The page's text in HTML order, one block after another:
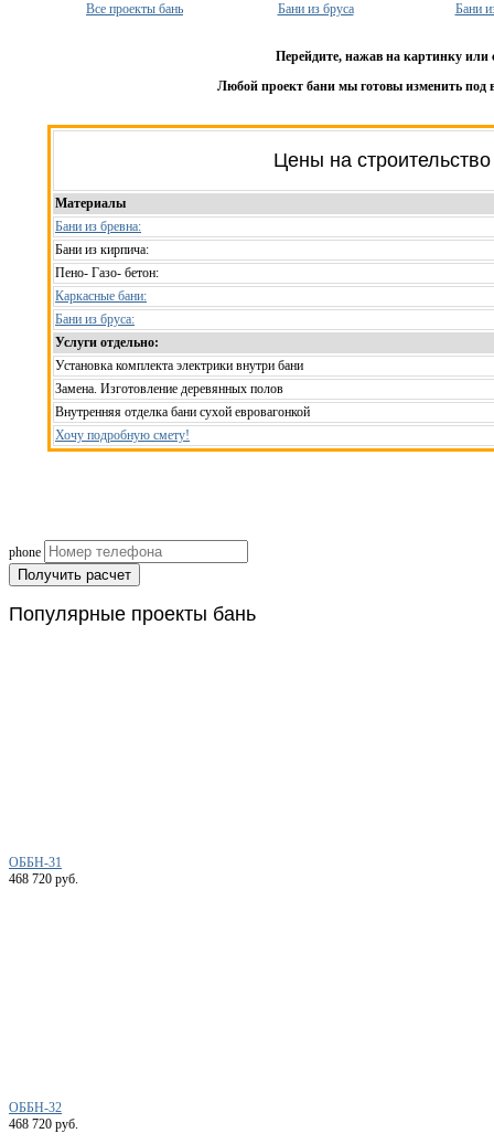
Все проекты бань Бани из бруса Бани
Перейдите, нажав на картинку или
Любой проект бани мы готовы изменить под
Цены на
Материалы
Бани из бревна:
Бани из кирпича:
Пено- Газо- бетон:
Каркасные бани:
Бани из бруса:
Услуги отдельно:
Установка комплекта электрики внутри бани
Замена. Изготовление деревянных полов
Внутренняя отделка бани сухой евровагонкой
Хочу подробную смету!
phone
Получить расчет
Популярные проекты бань
ОББН-31
468 720 руб.
ОББН-32
468 720 руб.